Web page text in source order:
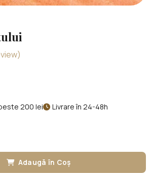
200 lei Livrare în 24-48h
Adaugă în Coș